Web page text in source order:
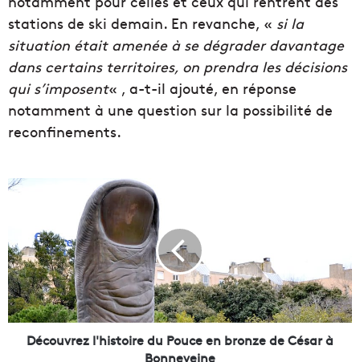
stations de ski demain. En revanche, « si la
situation était amenée à se dégrader davantage
dans certains territoires, on prendra les décisions
qui s’imposent« , a-t-il ajouté, en réponse
notamment à une question sur la possibilité de
reconfinements.
D
u
v
r
e
z
Découvrez l'histoire du Pouce en bronze de César à
Bonneveine